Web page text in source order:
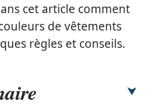
cet article comment
de vêtements
règles et conseils.